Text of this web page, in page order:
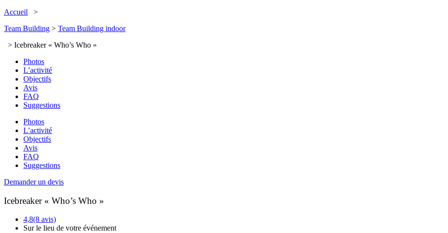
Accueil >
Team Building > Team Building indoor
> Icebreaker « Who’s Who »
Photos
L’activité
Objectifs
Avis
FAQ
Suggestions
Photos
L’activité
Objectifs
Avis
FAQ
Suggestions
Demander un devis
Icebreaker « Who’s Who »
4,8(8 avis)
Sur le lieu de votre événement